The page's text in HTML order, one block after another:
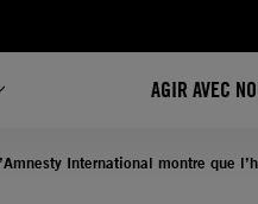
AGIR AVEC
International montre que